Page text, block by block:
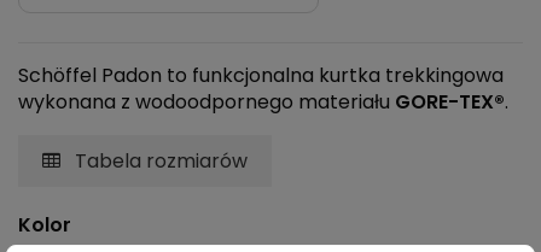
Schöffel Padon to funkcjonalna kurtka trekkingowa
wykonana z wodoodpornego materiału GORE-TEX®.
Tabela rozmiarów
Kolor